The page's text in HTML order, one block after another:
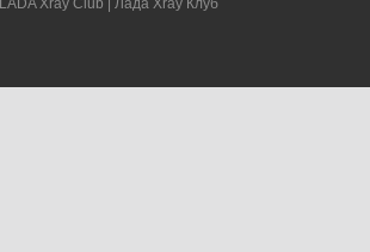
Xray Club | Лада Xray Клуб